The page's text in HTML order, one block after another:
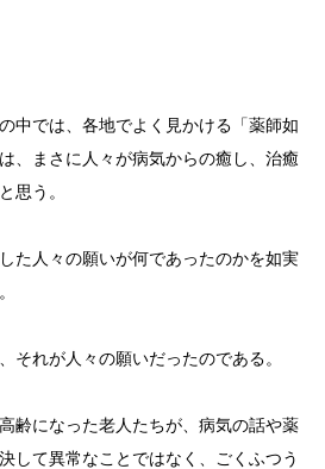
中では、各地でよく見かける「薬師如
、まさに人々が病気からの癒し、治癒
思う。
た人々の願いが何であったのかを如実
それが人々の願いだったのである。
齢になった老人たちが、病気の話や薬
して異常なことではなく、ごくふつう